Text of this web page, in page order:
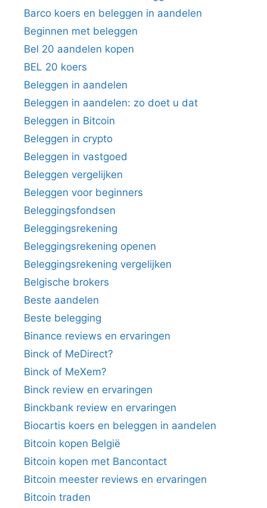
Barco koers en beleggen in aandelen
Beginnen met beleggen
Bel 20 aandelen kopen
BEL 20 koers
Beleggen in aandelen
Beleggen in aandelen: zo doet u dat
Beleggen in Bitcoin
Beleggen in crypto
Beleggen in vastgoed
Beleggen vergelijken
Beleggen voor beginners
Beleggingsfondsen
Beleggingsrekening
Beleggingsrekening openen
Beleggingsrekening vergelijken
Belgische brokers
Beste aandelen
Beste belegging
Binance reviews en ervaringen
Binck of MeDirect?
Binck of MeXem?
Binck review en ervaringen
Binckbank review en ervaringen
Biocartis koers en beleggen in aandelen
Bitcoin kopen België
Bitcoin kopen met Bancontact
Bitcoin meester reviews en ervaringen
Bitcoin traden